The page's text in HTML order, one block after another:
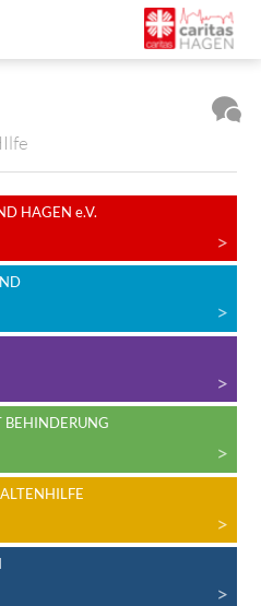
HAGEN e.V.